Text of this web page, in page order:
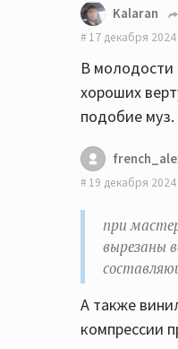
Kalaran
17 декабря
В молодости
хороших
подобие муз.
19 декабря
при
вырезаны
А также
компрессии